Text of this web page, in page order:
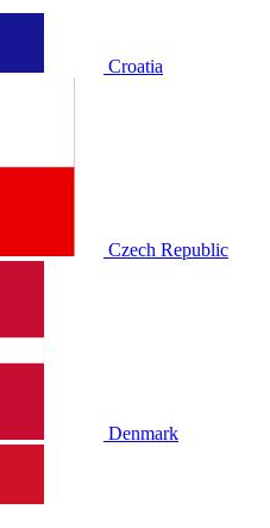
Croatia
Czech Republic
Denmark